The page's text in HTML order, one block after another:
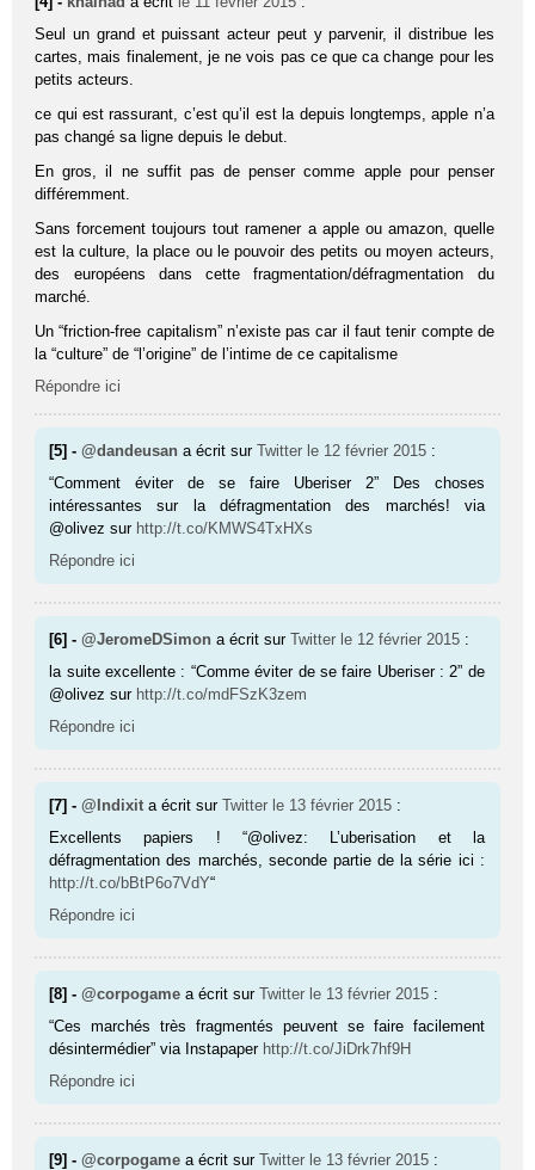
Seul un grand et puissant acteur peut y parvenir, il distribue les
cartes, mais finalement, je ne vois pas ce que ca change pour les
petits acteurs.
ce qui est rassurant, c’est qu’il est la depuis longtemps, apple n’a
pas changé sa ligne depuis le debut.
En gros, il ne suffit pas de penser comme apple pour penser
différemment.
Sans forcement toujours tout ramener a apple ou amazon, quelle
est la culture, la place ou le pouvoir des petits ou moyen acteurs,
des européens dans cette fragmentation/défragmentation du
marché.
Un “friction-free capitalism” n’existe pas car il faut tenir compte de
la “culture” de “l’origine” de l’intime de ce capitalisme
Répondre ici
[5] -@dandeusan a écrit surTwitter le 12 février 2015 :
“Comment éviter de se faire Uberiser 2” Des choses
intéressantes sur la défragmentation des marchés! via
@olivez sur http://t.co/KMWS4TxHXs
Répondre ici
[6] -@JeromeDSimon a écrit surTwitter le 12 février 2015 :
la suite excellente : “Comme éviter de se faire Uberiser : 2” de
@olivez sur http://t.co/mdFSzK3zem
Répondre ici
[7] -@Indixit a écrit surTwitter le 13 février 2015 :
Excellents papiers ! “@olivez: L’uberisation et la
défragmentation des marchés, seconde partie de la série ici :
http://t.co/bBtP6o7VdY“
Répondre ici
[8] -@corpogame a écrit surTwitter le 13 février 2015 :
“Ces marchés très fragmentés peuvent se faire facilement
désintermédier” via Instapaper http://t.co/JiDrk7hf9H
Répondre ici
[9] -@corpogame a écrit surTwitter le 13 février 2015 :